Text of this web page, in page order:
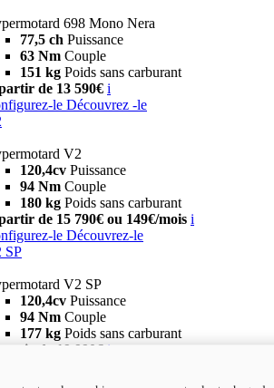
698 Mono Nera
77,5 ch Puissance
63 Nm Couple
151 kg Poids sans carburant
de 13 590€ i
le Découvrez -le
V2
120,4cv Puissance
94 Nm Couple
180 kg Poids sans carburant
de 15 790€ ou 149€/mois i
le Découvrez-le
SP
V2 SP
120,4cv Puissance
94 Nm Couple
177 kg Poids sans carburant
de 19 990€ i
V2 SP 100